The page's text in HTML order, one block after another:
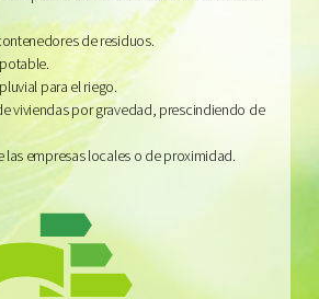
de residuos.
para el riego.
viviendas por gravedad, prescindiendo de
las empresas locales o de proximidad.